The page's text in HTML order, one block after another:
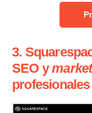
3.
SEO y
profesionales